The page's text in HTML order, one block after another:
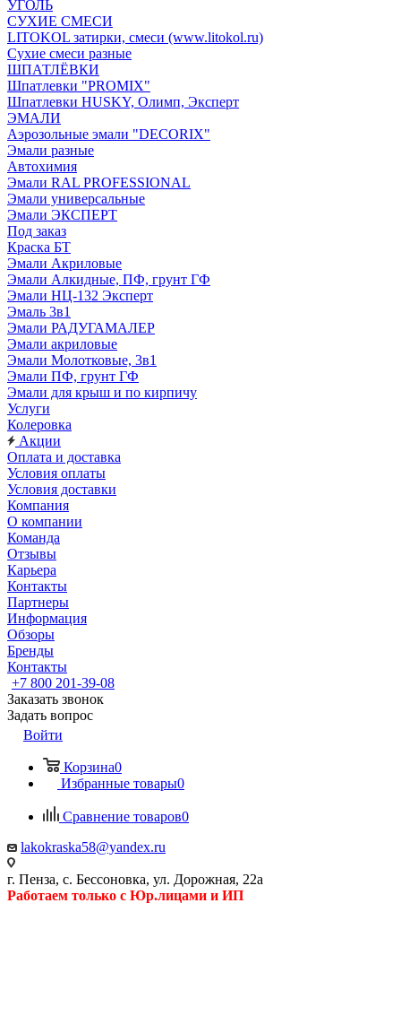
УГОЛЬ
СУХИЕ СМЕСИ
LITOKOL затирки, смеси (www.litokol.ru)
Сухие смеси разные
ШПАТЛЁВКИ
Шпатлевки "PROMIX"
Шпатлевки HUSKY, Олимп, Эксперт
ЭМАЛИ
Аэрозольные эмали "DECORIX"
Эмали разные
Автохимия
Эмали RAL PROFESSIONAL
Эмали универсальные
Эмали ЭКСПЕРТ
Под заказ
Краска БТ
Эмали Акриловые
Эмали Алкидные, ПФ, грунт ГФ
Эмали НЦ-132 Эксперт
Эмаль 3в1
Эмали РАДУГАМАЛЕР
Эмали акриловые
Эмали Молотковые, 3в1
Эмали ПФ, грунт ГФ
Эмали для крыш и по кирпичу
Услуги
Колеровка
Акции
Оплата и доставка
Условия оплаты
Условия доставки
Компания
О компании
Команда
Отзывы
Карьера
Контакты
Партнеры
Информация
Обзоры
Бренды
Контакты
+7 800 201-39-08
Заказать звонок
Задать вопрос
Войти
Корзина0
Избранные товары0
Сравнение товаров0
lakokraska58@yandex.ru
г. Пенза, с. Бессоновка, ул. Дорожная, 22а
Работаем только с Юр.лицами и ИП